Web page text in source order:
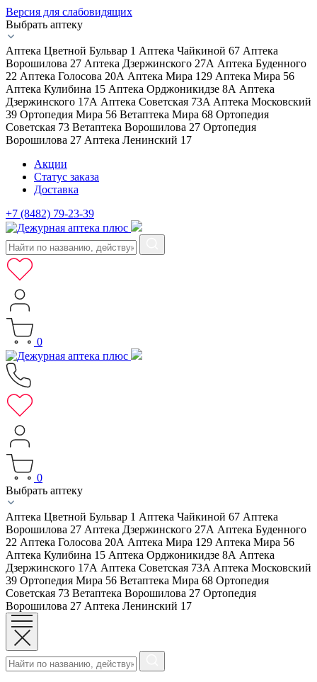
Версия для слабовидящих
Выбрать аптеку
Аптека Цветной Бульвар 1 Аптека Чайкиной 67 Аптека
Ворошилова 27 Аптека Дзержинского 27А Аптека Буденного
22 Аптека Голосова 20А Аптека Мира 129 Аптека Мира 56
Аптека Кулибина 15 Аптека Орджоникидзе 8А Аптека
Дзержинского 17А Аптека Советская 73A Аптека Московский
39 Ортопедия Мира 56 Ветаптека Мира 68 Ортопедия
Советская 73 Ветаптека Ворошилова 27 Ортопедия
Ворошилова 27 Аптека Ленинский 17
Акции
Статус заказа
Доставка
+7 (8482) 79-23-39
0
0
Выбрать аптеку
Аптека Цветной Бульвар 1 Аптека Чайкиной 67 Аптека
Ворошилова 27 Аптека Дзержинского 27А Аптека Буденного
22 Аптека Голосова 20А Аптека Мира 129 Аптека Мира 56
Аптека Кулибина 15 Аптека Орджоникидзе 8А Аптека
Дзержинского 17А Аптека Советская 73A Аптека Московский
39 Ортопедия Мира 56 Ветаптека Мира 68 Ортопедия
Советская 73 Ветаптека Ворошилова 27 Ортопедия
Ворошилова 27 Аптека Ленинский 17